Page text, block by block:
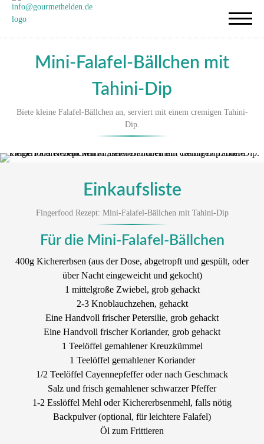
Mini-Falafel-Bällchen mit
Tahini-Dip
Biete kleine Falafel-Bällchen an, serviert mit einem cremigen Tahini-
Dip.
Einkaufsliste
Fingerfood Rezept: Mini-Falafel-Bällchen mit Tahini-Dip
Für die Mini-Falafel-Bällchen
400g Kichererbsen (aus der Dose, abgetropft und gespült, oder
über Nacht eingeweicht und gekocht)
1 mittelgroße Zwiebel, grob gehackt
2-3 Knoblauchzehen, gehackt
Eine Handvoll frischer Petersilie, grob gehackt
Eine Handvoll frischer Koriander, grob gehackt
1 Teelöffel gemahlener Kreuzkümmel
1 Teelöffel gemahlener Koriander
1/2 Teelöffel Cayennepfeffer oder nach Geschmack
Salz und frisch gemahlener schwarzer Pfeffer
1-2 Esslöffel Mehl oder Kichererbsenmehl, falls nötig
Backpulver (optional, für leichtere Falafel)
Öl zum Frittieren